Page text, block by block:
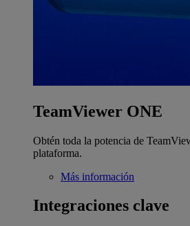
TeamViewer ONE
Obtén toda la potencia de
plataforma.
Más información
Integraciones clave